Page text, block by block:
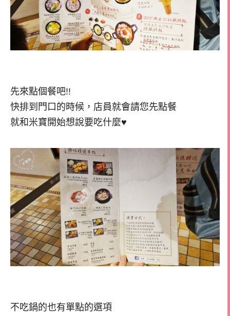
先來點個餐吧!!
快排到門口的時候，店員就會請您先點餐
就和米寶開始想說要吃什麼♥
不吃鍋的也有單點的選項